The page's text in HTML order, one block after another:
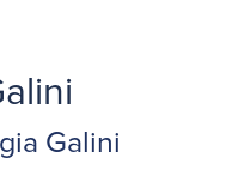
Galini